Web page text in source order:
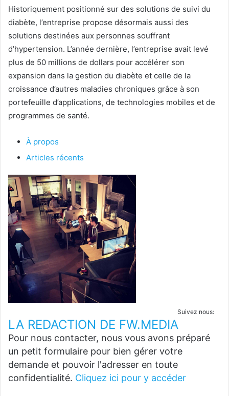
Historiquement positionné sur des solutions de suivi du
diabète, l’entreprise propose désormais aussi des
solutions destinées aux personnes souffrant
d’hypertension. L’année dernière, l’entreprise avait levé
plus de 50 millions de dollars pour accélérer son
expansion dans la gestion du diabète et celle de la
croissance d’autres maladies chroniques grâce à son
portefeuille d’applications, de technologies mobiles et de
programmes de santé.
À propos
Articles récents
Suivez nous:
LA REDACTION DE FW.MEDIA
Pour nous contacter, nous vous avons préparé
un petit formulaire pour bien gérer votre
demande et pouvoir l'adresser en toute
confidentialité. Cliquez ici pour y accéder